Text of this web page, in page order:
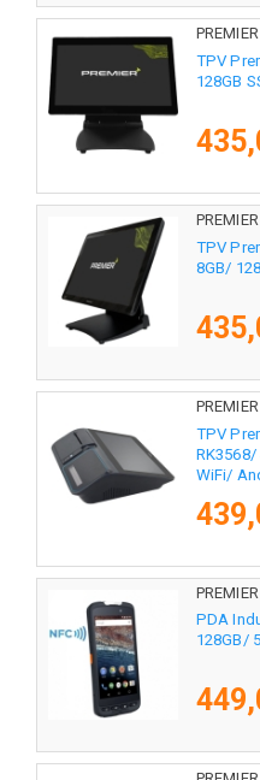
TPV
128GB
TPV
8GB/
TPV
WiFi/
PDA
128GB/